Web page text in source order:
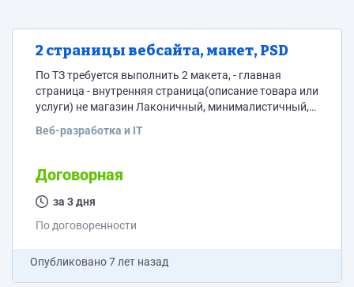
2 страницы вебсайта, макет, PSD
По ТЗ требуется выполнить 2 макета, - главная
страница - внутренняя страница(описание товара или
услуги) не магазин Лаконичный, минималистичный,
Срок 2-3 дня
Веб-разработка и IT
Договорная
за 3 дня
По договоренности
Опубликовано7 лет назад